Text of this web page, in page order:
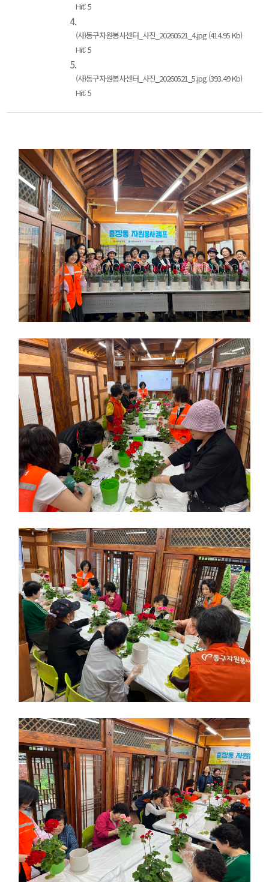
Hit: 5
4.
(사)동구자원봉사센터_사진_20260521_4.jpg (414.95 Kb)
Hit: 5
5.
(사)동구자원봉사센터_사진_20260521_5.jpg (393.49 Kb)
Hit: 5